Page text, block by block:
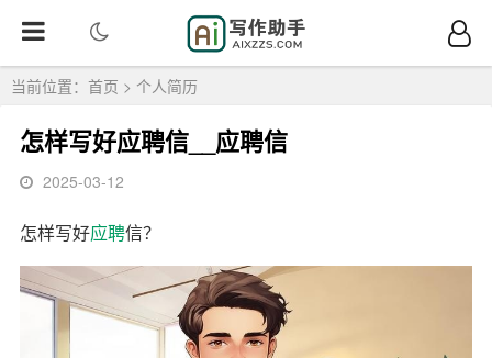
当前位置： 首页 > 个人简历
怎样写好应聘信__应聘信
2025-03-12
怎样写好应聘信？